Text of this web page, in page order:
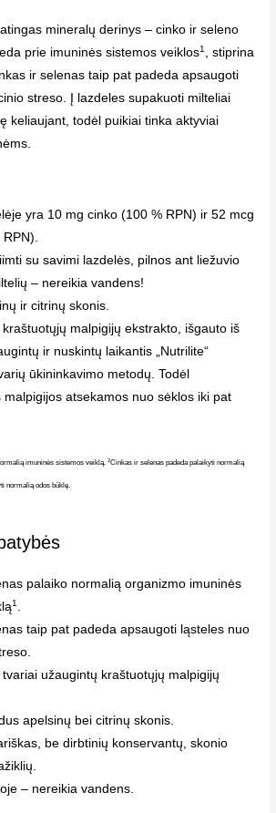
mineralų derinys – cinko ir seleno
prie imuninės sistemos veiklos1, stiprina
ir selenas taip pat padeda apsaugoti
streso. Į lazdeles supakuoti milteliai
keliaujant, todėl puikiai tinka aktyviai
yra 10 mg cinko (100 % RPN) ir 52 mcg
su savimi lazdelės, pilnos ant liežuvio
– nereikia vandens!
ir citrinų skonis.
kraštuotųjų malpigijų ekstrakto, išgauto iš
ir nuskintų laikantis „Nutrilite“
ūkininkavimo metodų. Todėl
malpigijos atsekamos nuo sėklos iki pat
imuninės sistemos veiklą.2Cinkas ir selenas padeda palaikyti normalią
normalią odos būklę.
palaiko normalią organizmo imuninės
1.
taip pat padeda apsaugoti ląsteles nuo
tvariai užaugintų kraštuotųjų malpigijų
apelsinų bei citrinų skonis.
be dirbtinių konservantų, skonio
– nereikia vandens.